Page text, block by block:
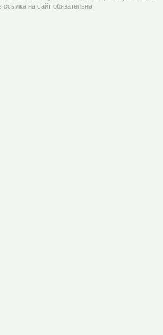
на сайт обязательна.